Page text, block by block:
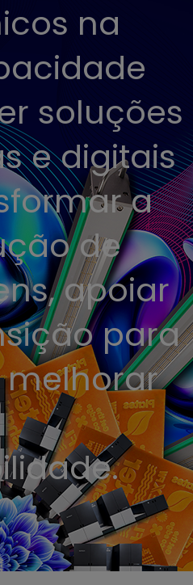
na
soluções
e digitais
a
de
apoiar
para